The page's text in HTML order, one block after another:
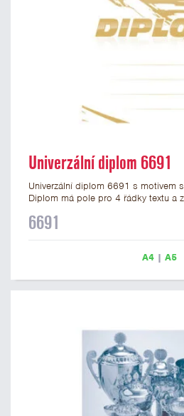
Univerzální diplom 6691
Univerzální diplom 6691 s motivem
Diplom má pole pro 4 řádky textu a
univerzální diplom je vhodný pro
6691
A4| A5